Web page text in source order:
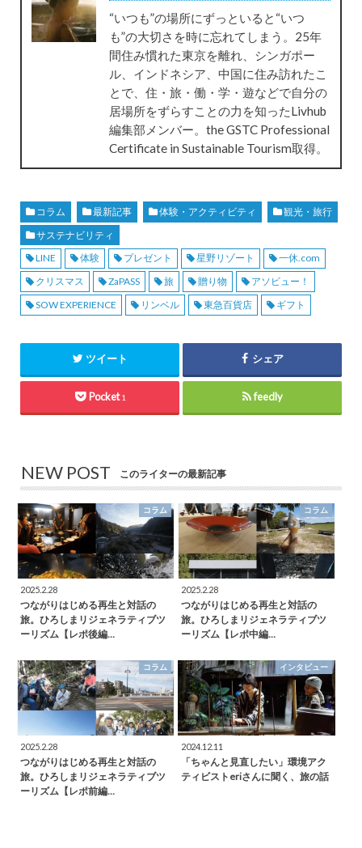
“いつも”の場所にずっといると“いつ
も”の大切さを時に忘れてしまう。25年
間住み慣れた東京を離れ、シンガポー
ル、インドネシア、中国に住み訪れたこ
とで、住・旅・働・学・遊などで自分の
居場所をずらすことの力を知ったLivhub
編集部メンバー。the GSTC Professional
Certificate in Sustainable Tourism取得。
コラム 最新記事 体験・アクティビティ
観光・旅行
サステナビリティ
LINE
体験 プレゼント 星野リゾート
一休.com
クリスマス
ZaPASS 旅 贈り物
アソビュー！
SOW EXPERIENCE
リンベル 東急百貨店 ギフト
ツイート シェア
Pocket 1 feedly
NEW POST このライターの最新記事
コラム
2025.2.28
つながりはじめる再生と対話の
旅。ひろしまリジェネラティブツ
ーリズム【レポ後編…
コラム
2025.2.28
つながりはじめる再生と対話の
旅。ひろしまリジェネラティブツ
ーリズム【レポ中編…
コラム
2025.2.28
つながりはじめる再生と対話の
旅。ひろしまリジェネラティブツ
ーリズム【レポ前編…
インタビュー
2024.12.11
「ちゃんと見直したい」環境アク
ティビストeriさんに聞く、旅の話